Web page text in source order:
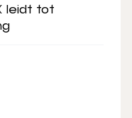
leidt tot